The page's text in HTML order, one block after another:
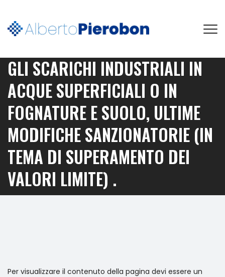
GLI SCARICHI INDUSTRIALI IN
ACQUE SUPERFICIALI O IN
FOGNATURE E SUOLO, ULTIME
MODIFICHE SANZIONATORIE (IN
TEMA DI SUPERAMENTO DEI
VALORI LIMITE) .
Per visualizzare il contenuto della pagina devi essere un